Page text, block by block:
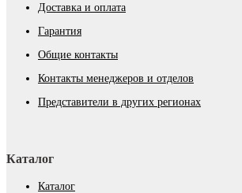
Доставка и оплата
Гарантия
Общие контакты
Контакты менеджеров и отделов
Представители в других регионах
Каталог
Каталог